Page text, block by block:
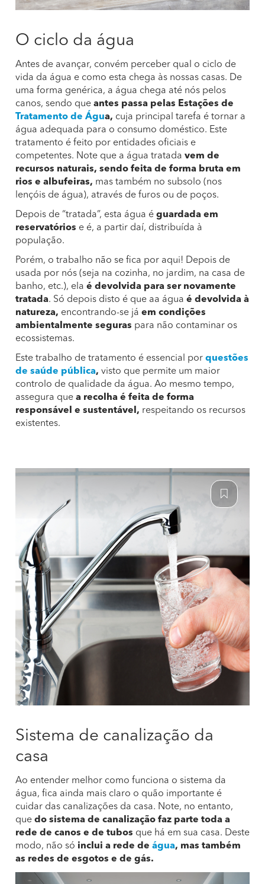
O ciclo da água
Antes de avançar, convém perceber qual o ciclo de
vida da água e como esta chega às nossas casas. De
uma forma genérica, a água chega até nós pelos
canos, sendo que antes passa pelas Estações de
Tratamento de Água, cuja principal tarefa é tornar a
água adequada para o consumo doméstico. Este
tratamento é feito por entidades oficiais e
competentes. Note que a água tratada vem de
recursos naturais, sendo feita de forma bruta em
rios e albufeiras, mas também no subsolo (nos
lençóis de água), através de furos ou de poços.
Depois de “tratada”, esta água é guardada em
reservatórios e é, a partir daí, distribuída à
população.
Porém, o trabalho não se fica por aqui! Depois de
usada por nós (seja na cozinha, no jardim, na casa de
banho, etc.), ela é devolvida para ser novamente
tratada. Só depois disto é que aa água é devolvida à
natureza, encontrando-se já em condições
ambientalmente seguras para não contaminar os
ecossistemas.
Este trabalho de tratamento é essencial por questões
de saúde pública, visto que permite um maior
controlo de qualidade da água. Ao mesmo tempo,
assegura que a recolha é feita de forma
responsável e sustentável, respeitando os recursos
existentes.
Sistema de canalização da
casa
Ao entender melhor como funciona o sistema da
água, fica ainda mais claro o quão importante é
cuidar das canalizações da casa. Note, no entanto,
que do sistema de canalização faz parte toda a
rede de canos e de tubos que há em sua casa. Deste
modo, não só inclui a rede de água, mas também
as redes de esgotos e de gás.